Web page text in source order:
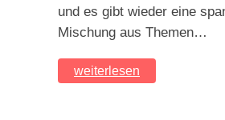
und es gibt wieder eine
Mischung aus Themen…
weiterlesen